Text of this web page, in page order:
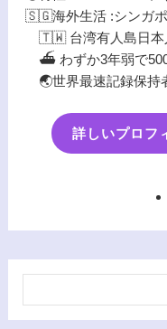
🇸🇬海外生活 :シンガ
🇹🇼 台湾有人島日本
⛴️ わずか3年弱で
🌏世界最速記録保持
詳しいプロフ